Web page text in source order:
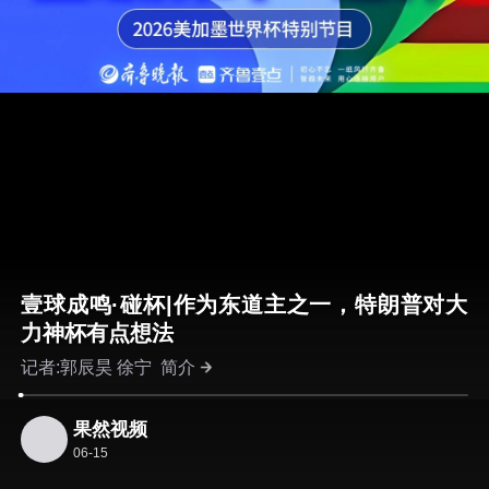
壹球成鸣·碰杯|作为东道主之一，特朗普对大
力神杯有点想法
记者:郭辰昊 徐宁简介
果然视频
06-15